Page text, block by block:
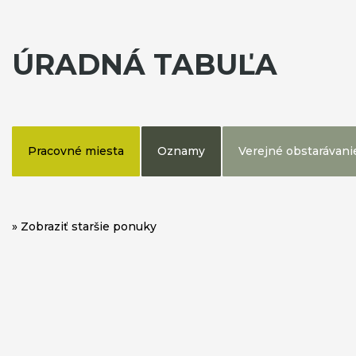
ÚRADNÁ TABUĽA
Pracovné miesta Oznamy Verejné
» Zobraziť staršie ponuky